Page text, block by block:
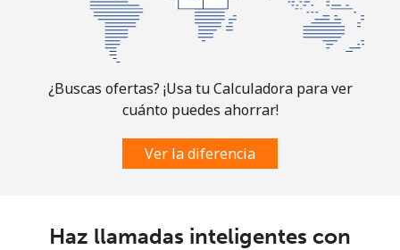
¿Buscas ofertas? ¡Usa tu Calculadora para ver
cuánto puedes ahorrar!
Ver la diferencia
Haz llamadas inteligentes con